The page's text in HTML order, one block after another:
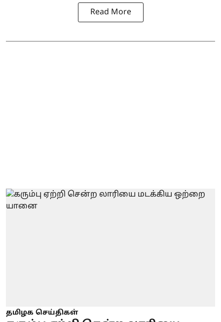
Read More
தமிழக செய்திகள்